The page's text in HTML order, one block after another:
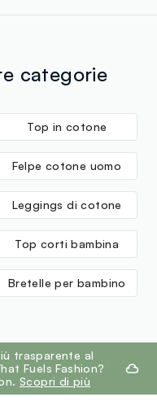
categorie
Top in cotone
Felpe cotone uomo
Leggings di cotone
Top corti bambina
Bretelle per bambino
trasparente al
Fuels Fashion?
Scopri di più